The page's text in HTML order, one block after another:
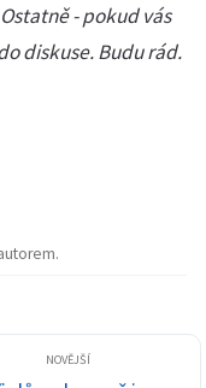
- pokud vás
diskuse. Budu rád.